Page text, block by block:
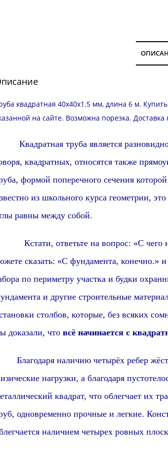
квадратная 40х40х1.5 мм, длина 6 м.
на сайте. Возможна порезка. Доставка
Квадратная труба является
квадратных, относятся также
формой поперечного сечения
из школьного курса геометрии,
равны между собой.
ответьте на вопрос: «С чего
сказать: «С фундамента, конечно.»
по периметру участка и будки
и другие строительные
столбов, которые, без всяких
доказали, что всё начинается с
Благодаря наличию четырёх ребер
нагрузки, а благодаря
квадрат, что облегчает их
одновременно прочные и легкие.
наличием четырех ровных